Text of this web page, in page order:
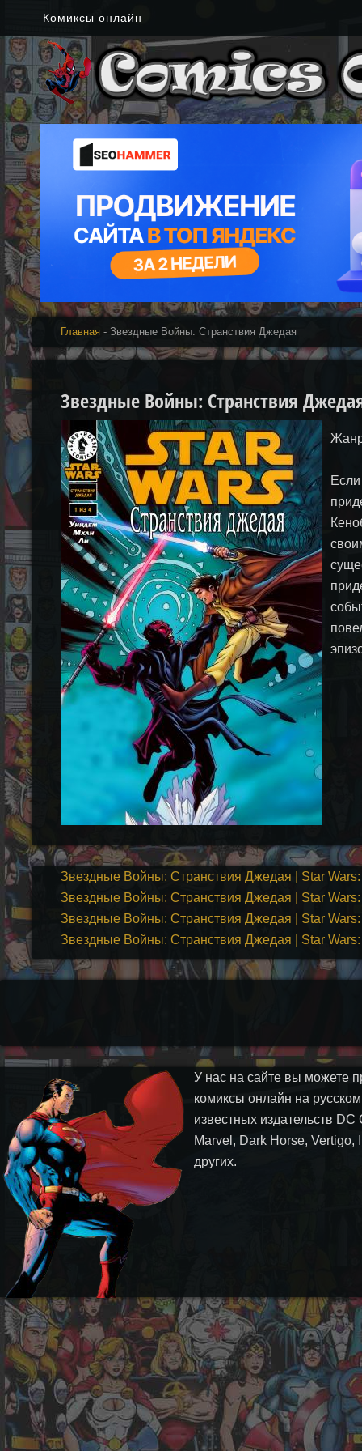
Комиксы онлайн
Главная - Звездные Войны: Странствия Джедая
Звездные Войны: Странствия
Звездные Войны: Странствия Джедая | Star
Звездные Войны: Странствия Джедая | Star
Звездные Войны: Странствия Джедая | Star
Звездные Войны: Странствия Джедая | Star
У нас на сайте вы можете
комиксы онлайн на
известных издательств DC
Marvel, Dark Horse, Vertigo,
других.